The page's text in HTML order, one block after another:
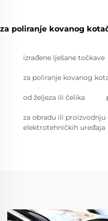
za poliranje kovanog
izrađene lješane točkave
za poliranje kovanog
od željeza ili čelika
za obradu ili
elektrotehničkih uređaja